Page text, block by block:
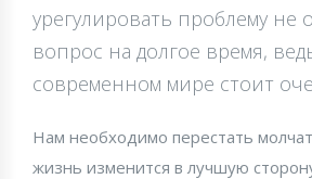
урегулировать проблему не
вопрос на долгое время,
современном мире стоит
Нам необходимо перестать
жизнь изменится в лучшую